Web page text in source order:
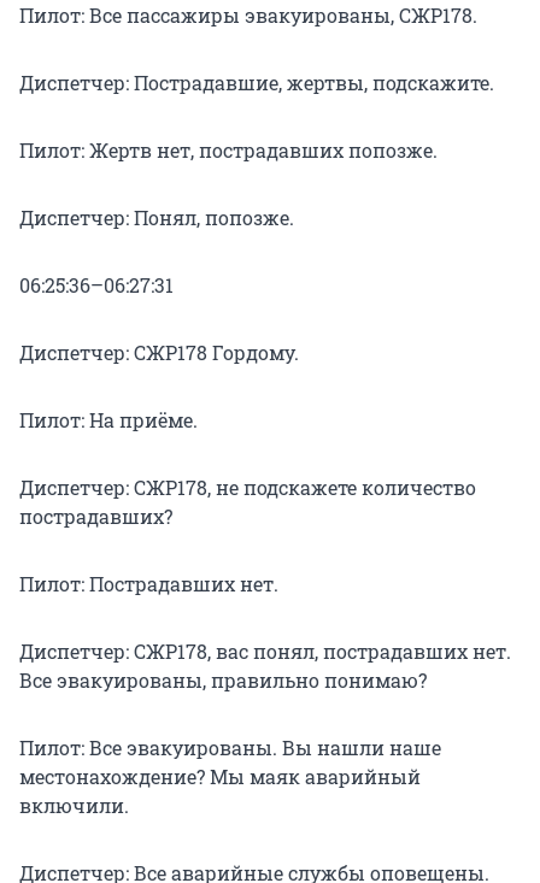
Пилот: Все пассажиры эвакуированы, СЖР178.
Диспетчер: Пострадавшие, жертвы, подскажите.
Пилот: Жертв нет, пострадавших попозже.
Диспетчер: Понял, попозже.
06:25:36–06:27:31
Диспетчер: СЖР178 Гордому.
Пилот: На приёме.
Диспетчер: СЖР178, не подскажете количество
пострадавших?
Пилот: Пострадавших нет.
Диспетчер: СЖР178, вас понял, пострадавших нет.
Все эвакуированы, правильно понимаю?
Пилот: Все эвакуированы. Вы нашли наше
местонахождение? Мы маяк аварийный
включили.
Диспетчер: Все аварийные службы оповещены.